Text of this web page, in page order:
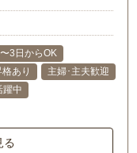
3日からOK
あり
主婦･主夫歓迎
躍中
る